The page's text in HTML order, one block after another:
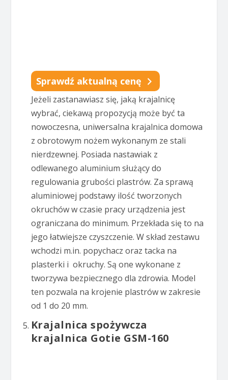
Sprawdź aktualną cenę
Jeżeli zastanawiasz się, jaką krajalnicę
wybrać, ciekawą propozycją może być ta
nowoczesna, uniwersalna krajalnica domowa
z obrotowym nożem wykonanym ze stali
nierdzewnej. Posiada nastawiak z
odlewanego aluminium służący do
regulowania grubości plastrów. Za sprawą
aluminiowej podstawy ilość tworzonych
okruchów w czasie pracy urządzenia jest
ograniczana do minimum. Przekłada się to na
jego łatwiejsze czyszczenie. W skład zestawu
wchodzi m.in. popychacz oraz tacka na
plasterki i okruchy. Są one wykonane z
tworzywa bezpiecznego dla zdrowia. Model
ten pozwala na krojenie plastrów w zakresie
od 1 do 20 mm.
Krajalnica spożywcza
krajalnica Gotie GSM-160